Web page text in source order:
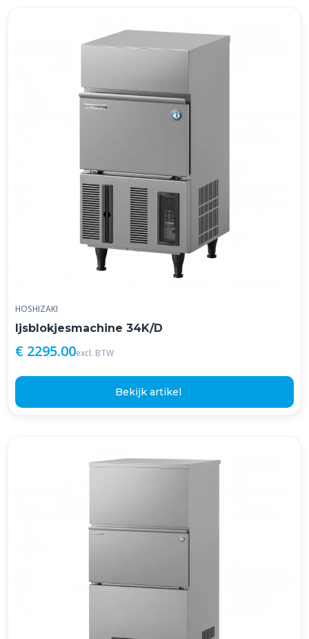
HOSHIZAKI
Ijsblokjesmachine 34K/D
€ 2295.00excl. BTW
Bekijk artikel